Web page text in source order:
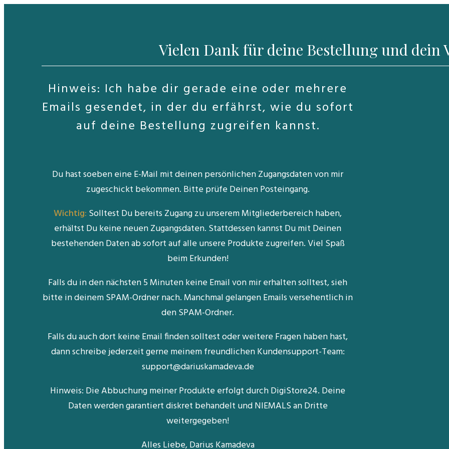
Vielen Dank für deine Bestellung und dein
Hinweis: Ich habe dir gerade eine oder mehrere
Emails gesendet, in der du erfährst, wie du sofort
auf deine Bestellung zugreifen kannst.
Du hast soeben eine E-Mail mit deinen persönlichen Zugangsdaten von mir
zugeschickt bekommen. Bitte prüfe Deinen Posteingang.
Wichtig: Solltest Du bereits Zugang zu unserem Mitgliederbereich haben,
erhältst Du keine neuen Zugangsdaten. Stattdessen kannst Du mit Deinen
bestehenden Daten ab sofort auf alle unsere Produkte zugreifen. Viel Spaß
beim Erkunden!
Falls du in den nächsten 5 Minuten keine Email von mir erhalten solltest, sieh
bitte in deinem SPAM-Ordner nach. Manchmal gelangen Emails versehentlich in
den SPAM-Ordner.
Falls du auch dort keine Email finden solltest oder weitere Fragen haben hast,
dann schreibe jederzeit gerne meinem freundlichen Kundensupport-Team:
support@dariuskamadeva.de
Hinweis: Die Abbuchung meiner Produkte erfolgt durch DigiStore24. Deine
Daten werden garantiert diskret behandelt und NIEMALS an Dritte
weitergegeben!
Alles Liebe, Darius Kamadeva